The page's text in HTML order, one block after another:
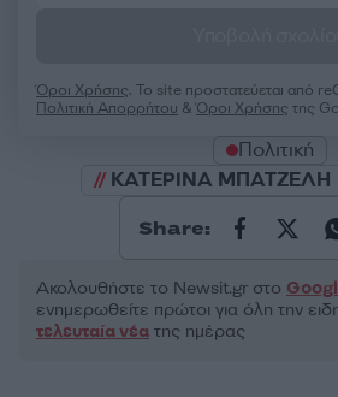
Όροι Χρήσης. Το site προστατεύεται από
Πολιτική Απορρήτου &Όροι Χρήσης της
Πολιτική
ΚΑΤΕΡΙΝΑ ΜΠΑΤΖΕΛΗ
Share:
Ακολουθήστε το Νewsit.gr στο
ενημερωθείτε πρώτοι για όλη την
τελευταία νέα της ημέρας